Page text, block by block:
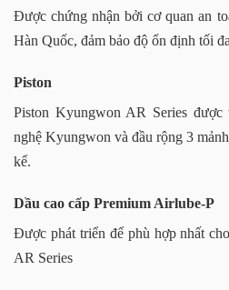
Được chứng nhận bởi cơ quan an
Hàn Quốc, đảm bảo độ ổn định tối đa
Piston
Piston Kyungwon AR Series
nghệ Kyungwon và đầu rộng 3
kể.
Dầu cao cấp Premium Airlube-P
Được phát triển để phù hợp nhất
AR Series